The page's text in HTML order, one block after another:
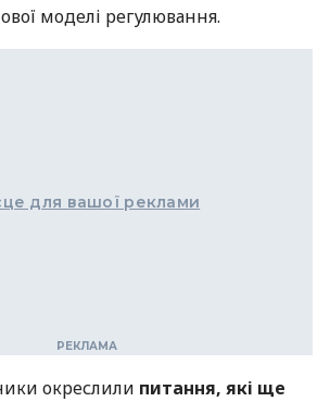
моделі регулювання.
для вашої реклами
окреслили питання, які ще